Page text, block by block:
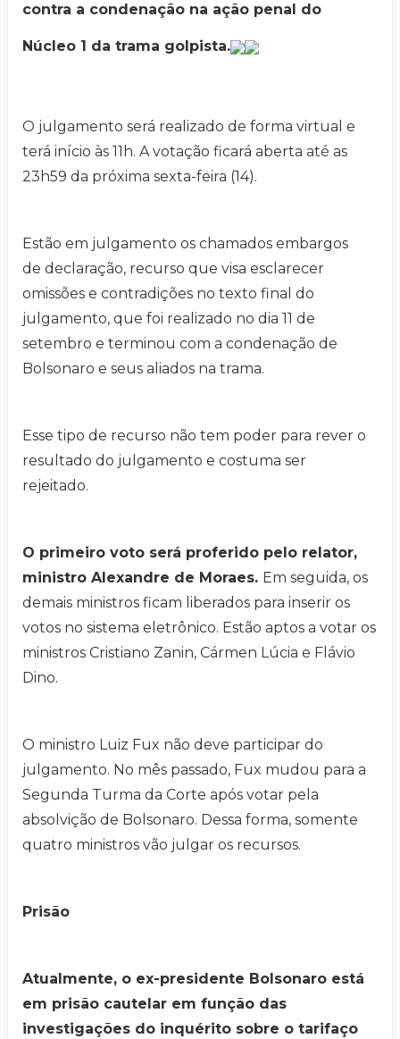
contra a condenação na ação penal do
Núcleo 1 da trama golpista.
O julgamento será realizado de forma virtual e
terá início às 11h. A votação ficará aberta até as
23h59 da próxima sexta-feira (14).
Estão em julgamento os chamados embargos
de declaração, recurso que visa esclarecer
omissões e contradições no texto final do
julgamento, que foi realizado no dia 11 de
setembro e terminou com a condenação de
Bolsonaro e seus aliados na trama.
Esse tipo de recurso não tem poder para rever o
resultado do julgamento e costuma ser
rejeitado.
O primeiro voto será proferido pelo relator,
ministro Alexandre de Moraes. Em seguida, os
demais ministros ficam liberados para inserir os
votos no sistema eletrônico. Estão aptos a votar os
ministros Cristiano Zanin, Cármen Lúcia e Flávio
Dino.
O ministro Luiz Fux não deve participar do
julgamento. No mês passado, Fux mudou para a
Segunda Turma da Corte após votar pela
absolvição de Bolsonaro. Dessa forma, somente
quatro ministros vão julgar os recursos.
Prisão
Atualmente, o ex-presidente Bolsonaro está
em prisão cautelar em função das
investigações do inquérito sobre o tarifaço